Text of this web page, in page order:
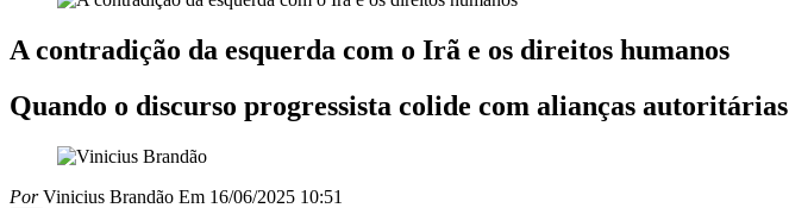
A contradição da esquerda com o Irã e os direitos humanos
Quando o discurso progressista colide com alianças autoritárias
PorVinicius Brandão Em 16/06/2025 10:51